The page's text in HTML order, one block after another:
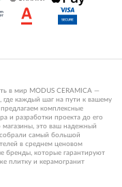
в мир MODUS CERAMICA —
где каждый шаг на пути к вашему
комплексные
и разработки проекта до его
это ваш надежный
самый большой
в среднем ценовом
бренды, которые гарантируют
плитку и керамогранит